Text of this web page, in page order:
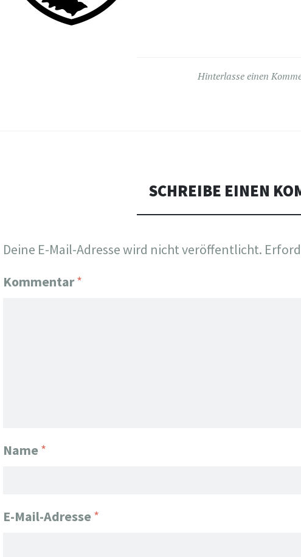
Hinterlasse einen
SCHREIBE EINEN
Deine E-Mail-Adresse wird nicht veröffentlicht.
Kommentar*
Name*
E-Mail-Adresse*